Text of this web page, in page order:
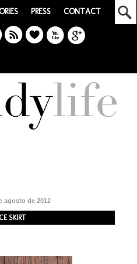
PRESS CONTACT
agosto de 2012
SKIRT